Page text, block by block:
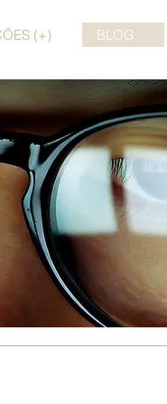
(+) BLOG